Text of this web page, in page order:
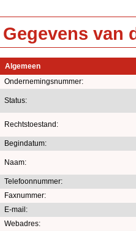
Gegevens van
Algemeen
Ondernemingsnummer:
Status:
Rechtstoestand:
Begindatum:
Naam:
Telefoonnummer:
Faxnummer:
E-mail:
Webadres: